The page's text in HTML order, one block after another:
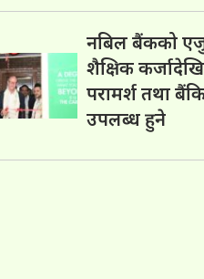
नबिल बैंकको
शैक्षिक कर्जादेखि
परामर्श तथा
उपलब्ध हुने